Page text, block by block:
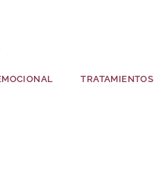
TRATAMIENTOS